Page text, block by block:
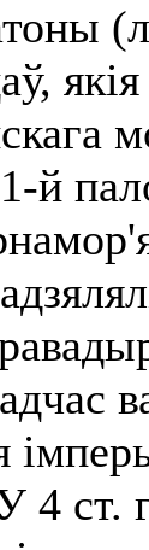
й
4 ст.